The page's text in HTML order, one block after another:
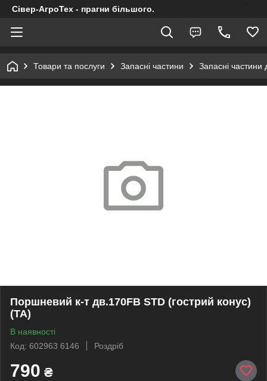
Сівер-АгроТех - прагни більшого.
Товари та послуги Запасні частини Запасні частини
Поршневий к-т дв.170FB STD (гострий конус)
(TA)
В наявності
Код: 602963 6146
Роздріб
790 ₴